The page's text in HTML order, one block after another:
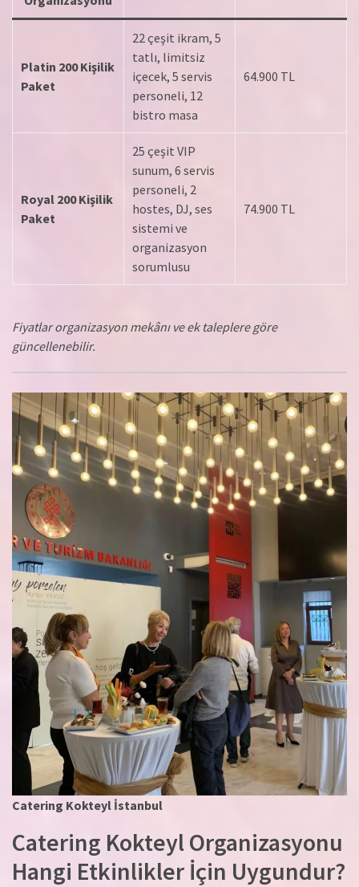
Platin 200 Kişilik
Paket
22 çeşit ikram, 5
tatlı, limitsiz
içecek, 5 servis
personeli, 12
bistro masa
64.900 TL
Royal 200 Kişilik
Paket
25 çeşit VIP
sunum, 6 servis
personeli, 2
hostes, DJ, ses
sistemi ve
organizasyon
sorumlusu
74.900 TL
Fiyatlar organizasyon mekânı ve ek taleplere göre
güncellenebilir.
Catering Kokteyl İstanbul
Catering Kokteyl Organizasyonu
Hangi Etkinlikler İçin Uygundur?